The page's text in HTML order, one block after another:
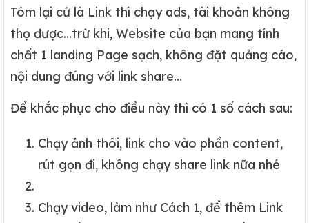
Tóm lại cứ là Link thì chạy ads, tài khoản không
thọ được…trừ khi, Website của bạn mang tính
chất 1 landing Page sạch, không đặt quảng cáo,
nội dung đúng với link share…
Để khắc phục cho điều này thì có 1 số cách sau:
Chạy ảnh thôi, link cho vào phần content,
rút gọn đi, không chạy share link nữa nhé
Chạy video, làm như Cách 1, để thêm Link